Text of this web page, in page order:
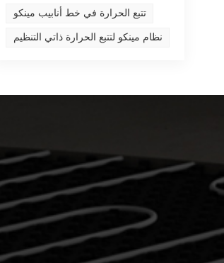
تتبع الحرارة في خط أنابيب مينكو
نظام مينكو لتتبع الحرارة ذاتي التنظيم